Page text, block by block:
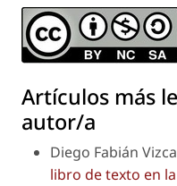
Artículos más
autor/a
Diego Fabián
libro de texto en